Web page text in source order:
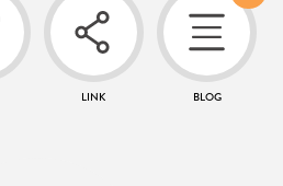
LINK BLOG